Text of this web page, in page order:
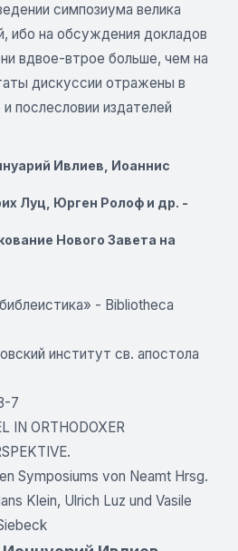
симпозиума велика
ибо на обсуждения докладов
вдвое-втрое больше, чем на
дискуссии отражены в
послесловии издателей
Ивлиев, Иоаннис
Луц, Юрген Ролоф и др. -
Нового Завета на
- Bibliotheca
институт св. апостола
7
IN ORTHODOXER
Symposiums von Neamt Hrsg.
Klein, Ulrich Luz und Vasile